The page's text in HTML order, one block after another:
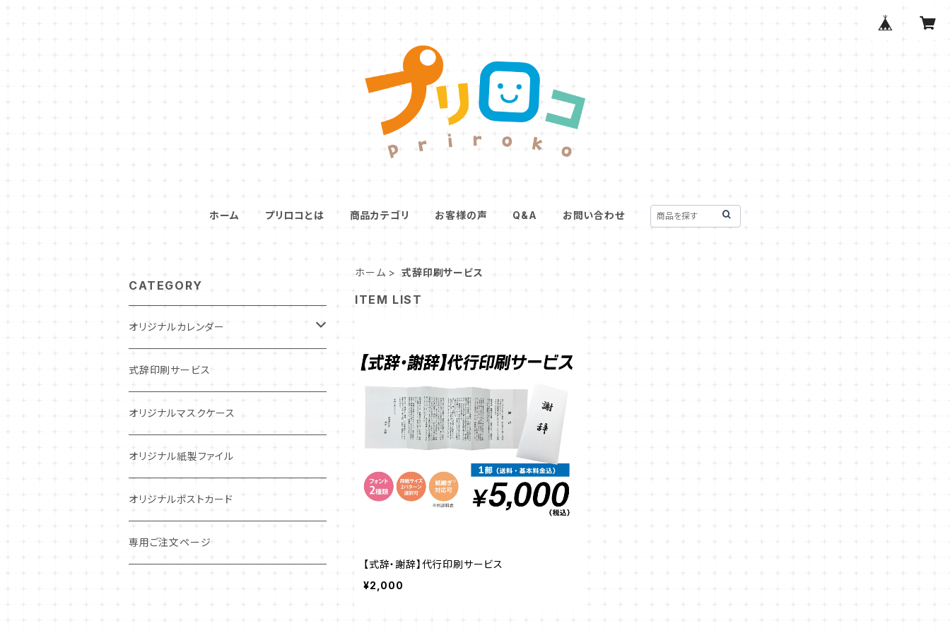
ホーム プリロコとは 商品カテゴリ お客様の声 Q&A お問い合わせ
ホーム 式辞印刷サービス
ITEM LIST
【式辞・謝辞】代行印刷サービス
¥2,000
CATEGORY
オリジナルカレンダー
卓上カレンダー（ワイド）
卓上カレンダー（スタンダード）
中綴じカレンダー
ポスターカレンダー
専用注文カレンダー
式辞印刷サービス
オリジナルマスクケース
オリジナル紙製ファイル
オリジナルポストカード
専用ご注文ページ